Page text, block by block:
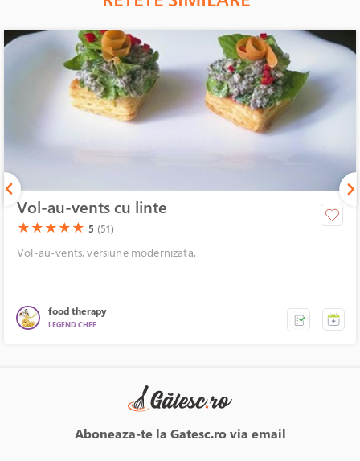
Vol-au-vents cu linte
(*)
★(*)
★(*)
★(*)
★(*)
★ 5 (51)
Vol-au-vents, versiune modernizata.
food therapy
LEGEND CHEF
Aboneaza-te la Gatesc.ro via email